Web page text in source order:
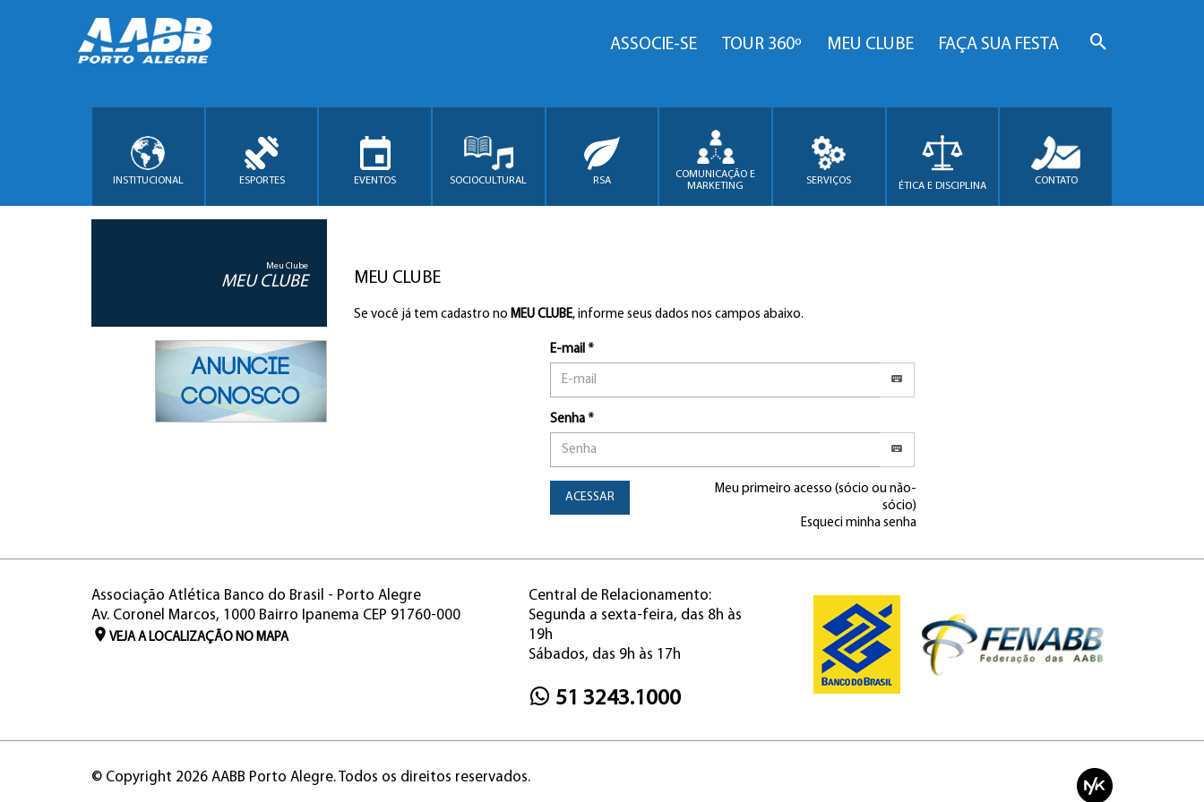
ASSOCIE-SE TOUR 360º MEU CLUBE FAÇA SUA FESTA
INSTITUCIONAL ESPORTES EVENTOS SOCIOCULTURAL RSA
COMUNICAÇÃO E
MARKETING
SERVIÇOS ÉTICA E DISCIPLINA CONTATO
Meu Clube
MEU CLUBE MEU CLUBE
Se você já tem cadastro no MEU CLUBE, informe seus dados nos campos abaixo.
E-mail *
Senha *
ACESSAR
Meu primeiro acesso (sócio ou não-
sócio)
Esqueci minha senha
Associação Atlética Banco do Brasil - Porto Alegre
Av. Coronel Marcos, 1000 Bairro Ipanema CEP 91760-000
VEJA A LOCALIZAÇÃO NO MAPA
Central de Relacionamento:
Segunda a sexta-feira, das 8h às
19h
Sábados, das 9h às 17h
51 3243.1000
© Copyright 2026 AABB Porto Alegre. Todos os direitos reservados.